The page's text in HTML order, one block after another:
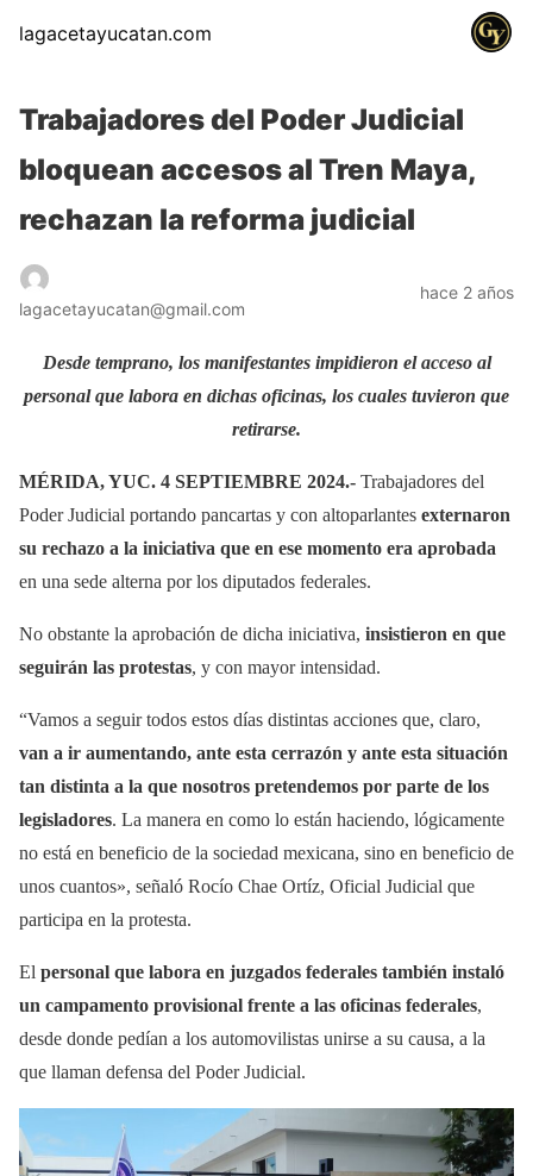
lagacetayucatan.com
Trabajadores del Poder Judicial
bloquean accesos al Tren Maya,
rechazan la reforma judicial
lagacetayucatan@gmail.com
hace 2 años
Desde temprano, los manifestantes impidieron el acceso al
personal que labora en dichas oficinas, los cuales tuvieron que
retirarse.
MÉRIDA, YUC. 4 SEPTIEMBRE 2024.- Trabajadores del
Poder Judicial portando pancartas y con altoparlantes externaron
su rechazo a la iniciativa que en ese momento era aprobada
en una sede alterna por los diputados federales.
No obstante la aprobación de dicha iniciativa, insistieron en que
seguirán las protestas, y con mayor intensidad.
“Vamos a seguir todos estos días distintas acciones que, claro,
van a ir aumentando, ante esta cerrazón y ante esta situación
tan distinta a la que nosotros pretendemos por parte de los
legisladores. La manera en como lo están haciendo, lógicamente
no está en beneficio de la sociedad mexicana, sino en beneficio de
unos cuantos», señaló Rocío Chae Ortíz, Oficial Judicial que
participa en la protesta.
El personal que labora en juzgados federales también instaló
un campamento provisional frente a las oficinas federales,
desde donde pedían a los automovilistas unirse a su causa, a la
que llaman defensa del Poder Judicial.